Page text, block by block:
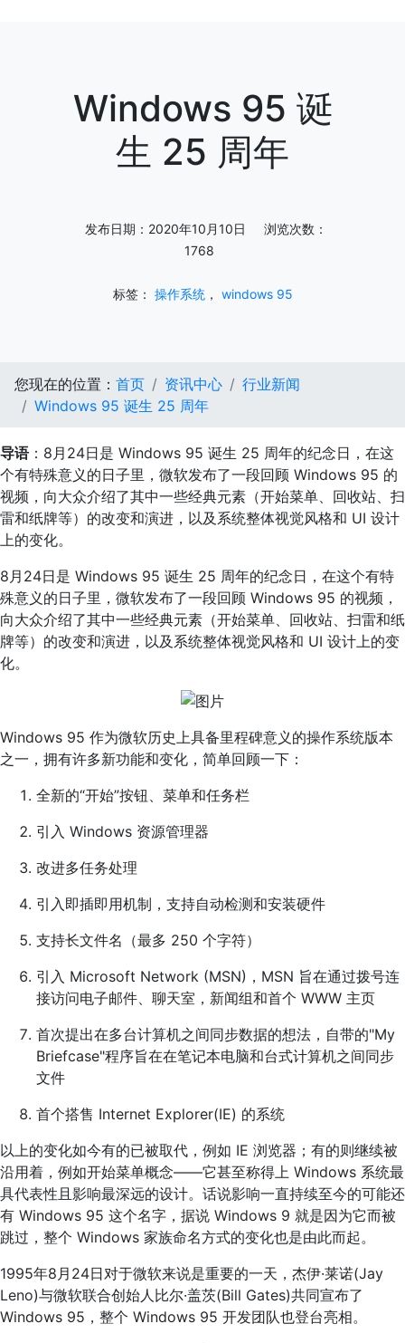
Windows 95 诞
生 25 周年
发布日期：2020年10月10日 浏览次数：
1768
标签： 操作系统， windows 95
您现在的位置： 首页 资讯中心
行业新闻
Windows 95 诞生 25 周年
导语：8月24日是 Windows 95 诞生 25 周年的纪念日，在这
个有特殊意义的日子里，微软发布了一段回顾 Windows 95 的
视频，向大众介绍了其中一些经典元素（开始菜单、回收站、扫
雷和纸牌等）的改变和演进，以及系统整体视觉风格和 UI 设计
上的变化。
8月24日是 Windows 95 诞生 25 周年的纪念日，在这个有特
殊意义的日子里，微软发布了一段回顾 Windows 95 的视频，
向大众介绍了其中一些经典元素（开始菜单、回收站、扫雷和纸
牌等）的改变和演进，以及系统整体视觉风格和 UI 设计上的变
化。
Windows 95 作为微软历史上具备里程碑意义的操作系统版本
之一，拥有许多新功能和变化，简单回顾一下：
全新的“开始”按钮、菜单和任务栏
引入 Windows 资源管理器
改进多任务处理
引入即插即用机制，支持自动检测和安装硬件
支持长文件名（最多 250 个字符）
引入 Microsoft Network (MSN)，MSN 旨在通过拨号连
接访问电子邮件、聊天室，新闻组和首个 WWW 主页
首次提出在多台计算机之间同步数据的想法，自带的"My
Briefcase"程序旨在在笔记本电脑和台式计算机之间同步
文件
首个搭售 Internet Explorer(IE) 的系统
以上的变化如今有的已被取代，例如 IE 浏览器；有的则继续被
沿用着，例如开始菜单概念——它甚至称得上 Windows 系统最
具代表性且影响最深远的设计。话说影响一直持续至今的可能还
有 Windows 95 这个名字，据说 Windows 9 就是因为它而被
跳过，整个 Windows 家族命名方式的变化也是由此而起。
1995年8月24日对于微软来说是重要的一天，杰伊·莱诺(Jay
Leno)与微软联合创始人比尔·盖茨(Bill Gates)共同宣布了
Windows 95，整个 Windows 95 开发团队也登台亮相。